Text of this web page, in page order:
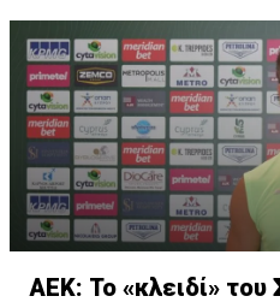
να λύσει το συμβόλαιό του,
ελεύθερα σε οποιαδήποτε
καλοκαίρι.
ΑΕΚ: Το «κλειδί» του